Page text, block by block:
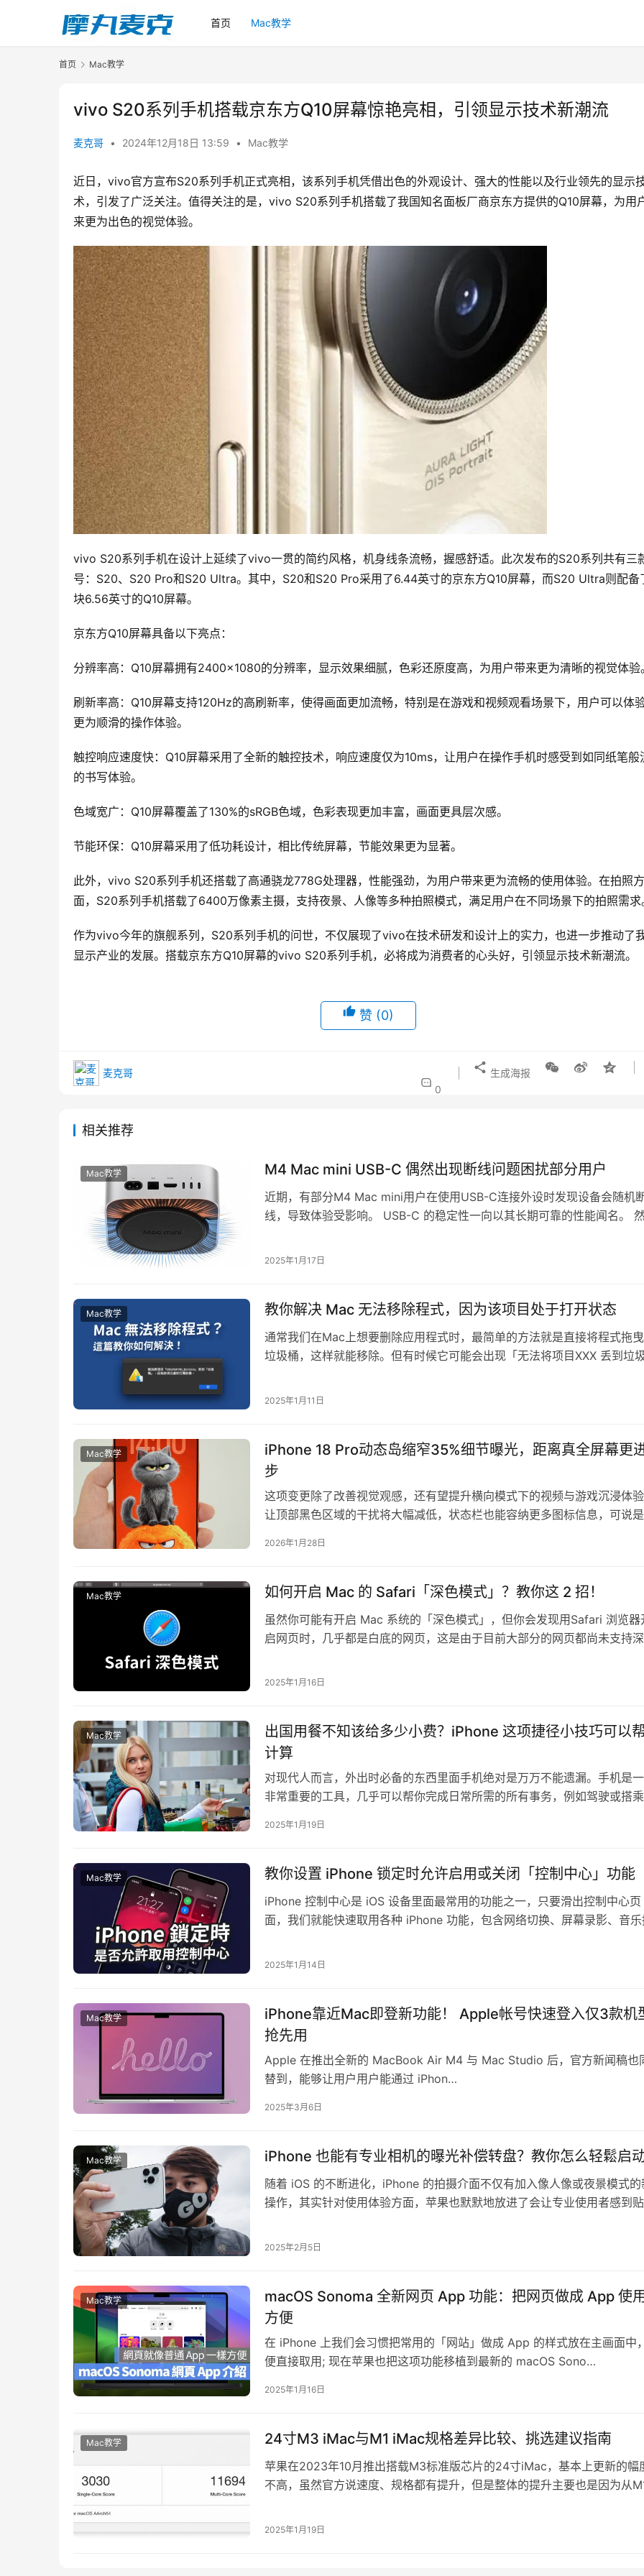
首页 Mac教学
首页 Mac教学
vivo S20系列手机搭载京东方Q10屏幕惊艳亮相，引领显示技术新潮流
麦克哥 • 2024年12月18日 13:59 • Mac教学
近日，vivo官方宣布S20系列手机正式亮相，该系列手机凭借出色的外观设计、强大的性能以及行业领先的显示
术，引发了广泛关注。值得关注的是，vivo S20系列手机搭载了我国知名面板厂商京东方提供的Q10屏幕，为用
来更为出色的视觉体验。
vivo S20系列手机在设计上延续了vivo一贯的简约风格，机身线条流畅，握感舒适。此次发布的S20系列共有三
号：S20、S20 Pro和S20 Ultra。其中，S20和S20 Pro采用了6.44英寸的京东方Q10屏幕，而S20 Ultra则配备
块6.56英寸的Q10屏幕。
京东方Q10屏幕具备以下亮点：
分辨率高：Q10屏幕拥有2400×1080的分辨率，显示效果细腻，色彩还原度高，为用户带来更为清晰的视觉体验。
刷新率高：Q10屏幕支持120Hz的高刷新率，使得画面更加流畅，特别是在游戏和视频观看场景下，用户可以体
更为顺滑的操作体验。
触控响应速度快：Q10屏幕采用了全新的触控技术，响应速度仅为10ms，让用户在操作手机时感受到如同纸笔般
的书写体验。
色域宽广：Q10屏幕覆盖了130%的sRGB色域，色彩表现更加丰富，画面更具层次感。
节能环保：Q10屏幕采用了低功耗设计，相比传统屏幕，节能效果更为显著。
此外，vivo S20系列手机还搭载了高通骁龙778G处理器，性能强劲，为用户带来更为流畅的使用体验。在拍照方
面，S20系列手机搭载了6400万像素主摄，支持夜景、人像等多种拍照模式，满足用户在不同场景下的拍照需求
作为vivo今年的旗舰系列，S20系列手机的问世，不仅展现了vivo在技术研发和设计上的实力，也进一步推动了
显示产业的发展。搭载京东方Q10屏幕的vivo S20系列手机，必将成为消费者的心头好，引领显示技术新潮流。
赞 (0)
麦克哥
0
生成海报
相关推荐
Mac教学 M4 Mac mini USB-C 偶然出现断线问题困扰部分用户
近期，有部分M4 Mac mini用户在使用USB-C连接外设时发现设备会随机
线，导致体验受影响。 USB-C 的稳定性一向以其长期可靠的性能闻名。
2025年1月17日
Mac教学 教你解决 Mac 无法移除程式，因为该项目处于打开状态
通常我们在Mac上想要删除应用程式时，最简单的方法就是直接将程式拖
垃圾桶，这样就能移除。但有时候它可能会出现「无法将项目XXX 丢到垃
2025年1月11日
Mac教学
iPhone 18 Pro动态岛缩窄35%细节曝光，距离真全屏幕更
步
这项变更除了改善视觉观感，还有望提升横向模式下的视频与游戏沉浸体验
让顶部黑色区域的干扰将大幅减低，状态栏也能容纳更多图标信息，可说是
2026年1月28日
Mac教学 如何开启 Mac 的 Safari「深色模式」？教你这 2 招！
虽然你可能有开启 Mac 系统的「深色模式」，但你会发现用Safari 浏览器
启网页时，几乎都是白底的网页，这是由于目前大部分的网页都尚未支持深
2025年1月16日
Mac教学
出国用餐不知该给多少小费？iPhone 这项捷径小技巧可以
计算
对现代人而言，外出时必备的东西里面手机绝对是万万不能遗漏。手机是
非常重要的工具，几乎可以帮你完成日常所需的所有事务，例如驾驶或搭乘
2025年1月19日
Mac教学 教你设置 iPhone 锁定时允许启用或关闭「控制中心」功能
iPhone 控制中心是 iOS 设备里面最常用的功能之一，只要滑出控制中心页
面，我们就能快速取用各种 iPhone 功能，包含网络切换、屏幕录影、音
2025年1月14日
Mac教学
iPhone靠近Mac即登新功能！ Apple帐号快速登入仅3款机
抢先用
Apple 在推出全新的 MacBook Air M4 与 Mac Studio 后，官方新闻稿也
替到，能够让用户用户能通过 iPhon…
2025年3月6日
Mac教学 iPhone 也能有专业相机的曝光补偿转盘？教你怎么轻鬆启
随着 iOS 的不断进化，iPhone 的拍摄介面不仅有加入像人像或夜景模式的
操作，其实针对使用体验方面，苹果也默默地放进了会让专业使用者感到贴
2025年2月5日
Mac教学
macOS Sonoma 全新网页 App 功能：把网页做成 App 使
方便
在 iPhone 上我们会习惯把常用的「网站」做成 App 的样式放在主画面中
便直接取用; 现在苹果也把这项功能移植到最新的 macOS Sono…
2025年1月16日
Mac教学 24寸M3 iMac与M1 iMac规格差异比较、挑选建议指南
苹果在2023年10月推出搭载M3标准版芯片的24寸iMac，基本上更新的幅
不高，虽然官方说速度、规格都有提升，但是整体的提升主要也是因为从
2025年1月19日